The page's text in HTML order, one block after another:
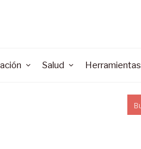
Salud Herramientas